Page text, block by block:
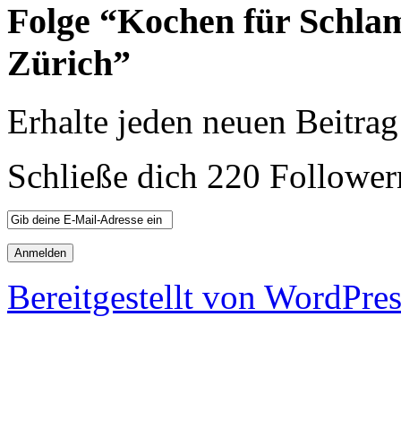
Folge “Kochen für
Zürich”
Erhalte jeden neuen
Schließe dich 220
Bereitgestellt von